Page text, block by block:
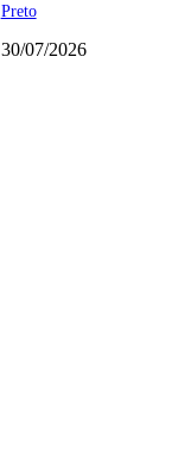
Preto
30/07/2026